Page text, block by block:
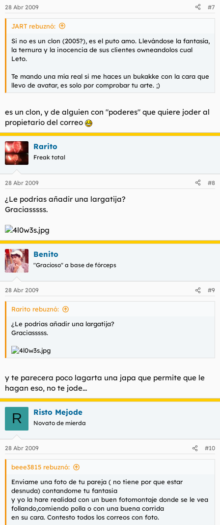
28 Abr 2009 #7
JART rebuznó:
Si no es un clon (2005?), es el puto amo. Llevándose la fantasía,
la ternura y la inocencia de sus clientes owneandolos cual
Leto.
Te mando una mía real si me haces un bukakke con la cara que
llevo de avatar, es solo por comprobar tu arte. ;)
es un clon, y de alguien con "poderes" que quiere joder al
propietario del correo
Rarito
Freak total
28 Abr 2009 #8
¿Le podrias añadir una largatija?
Graciasssss.
Benito
"Gracioso" a base de fórceps
28 Abr 2009 #9
Rarito rebuznó:
¿Le podrias añadir una largatija?
Graciasssss.
y te parecera poco lagarta una japa que permite que le
hagan eso, no te jode...
R Risto Mejode
Novato de mierda
28 Abr 2009 #10
beee3815 rebuznó:
Enviame una foto de tu pareja ( no tiene por que estar
desnuda) contandome tu fantasia
y yo la hare realidad con un buen fotomontaje donde se le vea
follando,comiendo polla o con una buena corrida
en su cara. Contesto todos los correos con foto.